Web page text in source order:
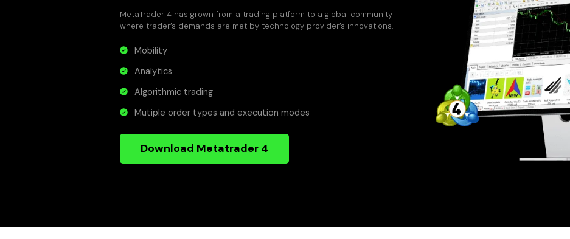
MetaTrader 4 has grown from a trading platform to a global community
where trader’s demands are met by technology provider’s innovations.
Mobility
Analytics
Algorithmic trading
Mutiple order types and execution modes
Download Metatrader 4